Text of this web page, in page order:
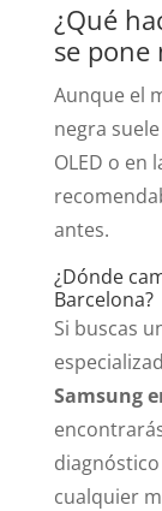
¿Qué
se pone
Aunque el
negra
OLED o en
antes.
¿Dónde
Barcelona?
Si buscas
Samsung
cualquier